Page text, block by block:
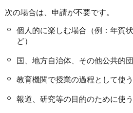
次の場合は、申請が不要です。
個人的に楽しむ場合（例：年賀
ど）
国、地方自治体、その他公共的
教育機関で授業の過程として使
報道、研究等の目的のために使